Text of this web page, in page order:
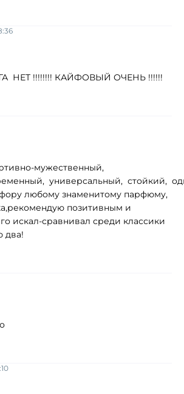
НЕТ !!!!!!!! КАЙФОВЫЙ ОЧЕНЬ !!!!!!
мужественный,
универсальный, стойкий,
любому знаменитому парфюму,
позитивным и
искал-сравнивал среди классики
два!